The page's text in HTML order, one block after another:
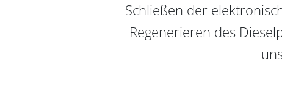
Schließen der
Regenerieren des